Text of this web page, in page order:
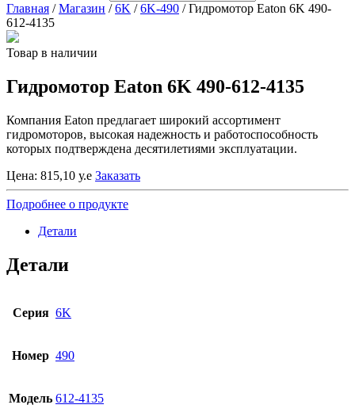
Главная /Магазин /6K /6K-490 / Гидромотор Eaton 6K 490-
612-4135
Товар в наличии
Гидромотор Eaton 6K 490-612-4135
Компания Eaton предлагает широкий ассортимент
гидромоторов, высокая надежность и работоспособность
которых подтверждена десятилетиями эксплуатации.
Цена: 815,10 у.е Заказать
Подробнее о продукте
Детали
Детали
Серия 6K
Номер 490
Модель 612-4135